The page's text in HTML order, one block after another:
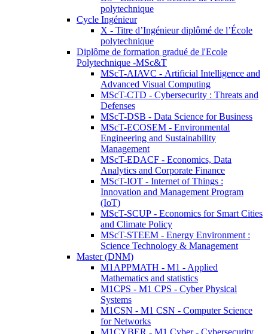
polytechnique
Cycle Ingénieur
X - Titre d’Ingénieur diplômé de l’École
polytechnique
Diplôme de formation gradué de l'Ecole
Polytechnique -MSc&T
MScT-AIAVC - Artificial Intelligence and
Advanced Visual Computing
MScT-CTD - Cybersecurity : Threats and
Defenses
MScT-DSB - Data Science for Business
MScT-ECOSEM - Environmental
Engineering and Sustainability
Management
MScT-EDACF - Economics, Data
Analytics and Corporate Finance
MScT-IOT - Internet of Things :
Innovation and Management Program
(IoT)
MScT-SCUP - Economics for Smart Cities
and Climate Policy
MScT-STEEM - Energy Environment :
Science Technology & Management
Master (DNM)
M1APPMATH - M1 - Applied
Mathematics and statistics
M1CPS - M1 CPS - Cyber Physical
Systems
M1CSN - M1 CSN - Computer Science
for Networks
M1CYBER - M1 Cyber - Cybersecurity